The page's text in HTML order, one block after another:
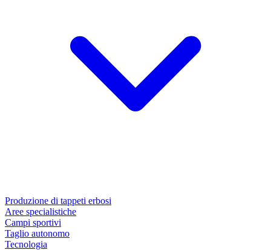
Produzione di tappeti erbosi
Aree specialistiche
Campi sportivi
Taglio autonomo
Tecnologia